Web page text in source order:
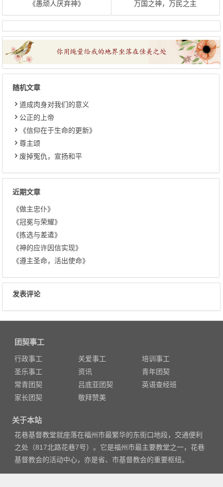
《愚顽人厌弃神》
万国之神，万民之主
随机文章
道成肉身对我们的意义
公正的上帝
《信仰在于生命的更新》
尊主颂
废掉冤仇，宣扬和平
近期文章
《做主忠仆》
《冠冕与荣耀》
《拣选与差遣》
《神的应许因信实现》
《遵主圣命，活出使命》
发表评论
团契事工
行政事工 关爱事工
培训事工
圣乐事工
资讯
青年团契
常青团契
吕底亚团契
英语查经班
家长团契
敬拜赞美
关于本站
花巷基督教堂就座落在福州市最繁华的东街口地段，交通便利
之处（817北路花巷7号）。它是福州市最主要教堂之一，花巷
基督教会的活动中心，亦是省、市基督教会的重要枢纽。